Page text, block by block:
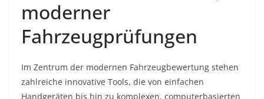
moderner
Fahrzeugprüfungen
Im Zentrum der modernen Fahrzeugbewertung stehen
zahlreiche innovative Tools, die von einfachen
Handgeräten bis hin zu komplexen, computerbasierten